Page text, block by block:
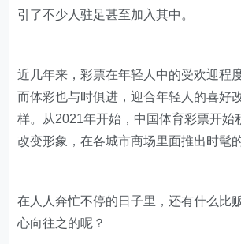
引了不少人驻足甚至加入其中。
近几年来，彩票在年轻人中的受欢迎程
而体彩也与时俱进，迎合年轻人的喜好
样。从2021年开始，中国体育彩票开始
改变形象，在各城市商场里面推出时髦
在人人奔忙不停的日子里，还有什么比
心向往之的呢？